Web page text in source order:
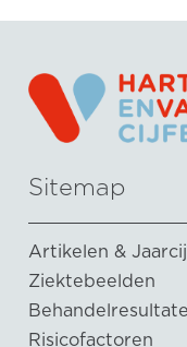
Sitemap
Artikelen &
Ziektebeelden
Risicofactoren